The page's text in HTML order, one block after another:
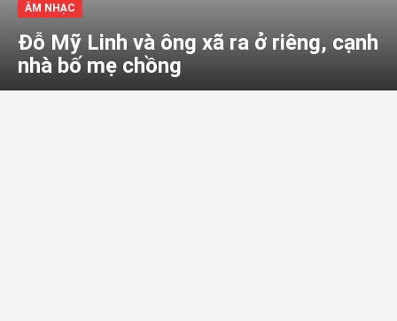
ÂM NHẠC
Đỗ Mỹ Linh và ông xã ra ở riêng, cạnh
nhà bố mẹ chồng